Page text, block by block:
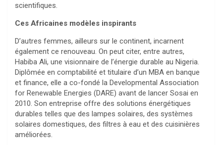
scientifiques.
Ces Africaines modèles inspirants
D’autres femmes, ailleurs sur le continent, incarnent
également ce renouveau. On peut citer, entre autres,
Habiba Ali, une visionnaire de l’énergie durable au Nigeria.
Diplômée en comptabilité et titulaire d’un MBA en banque
et finance, elle a co-fondé la Developmental Association
for Renewable Energies (DARE) avant de lancer Sosai en
2010. Son entreprise offre des solutions énergétiques
durables telles que des lampes solaires, des systèmes
solaires domestiques, des filtres à eau et des cuisinières
améliorées.